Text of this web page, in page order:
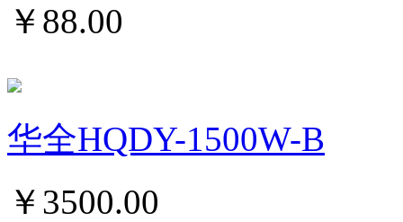
￥ 88.00
华全HQDY-1500W-B
￥ 3500.00